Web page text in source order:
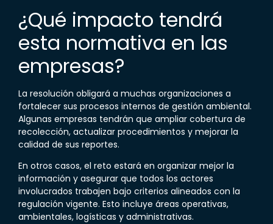
¿Qué impacto tendrá
esta normativa en las
empresas?
La resolución obligará a muchas organizaciones a
fortalecer sus procesos internos de gestión ambiental.
Algunas empresas tendrán que ampliar cobertura de
recolección, actualizar procedimientos y mejorar la
calidad de sus reportes.
En otros casos, el reto estará en organizar mejor la
información y asegurar que todos los actores
involucrados trabajen bajo criterios alineados con la
regulación vigente. Esto incluye áreas operativas,
ambientales, logísticas y administrativas.